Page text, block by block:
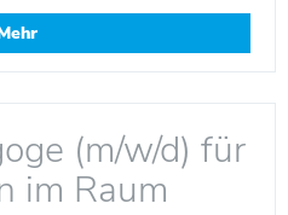
(m/w/d) für
im Raum